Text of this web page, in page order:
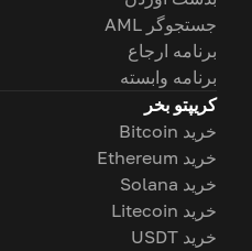
جستجوگر AML
برنامه ارجاع
برنامه وابسته
کریپتو بخر
خرید Bitcoin
خرید Ethereum
خرید Solana
خرید Litecoin
خرید USDT